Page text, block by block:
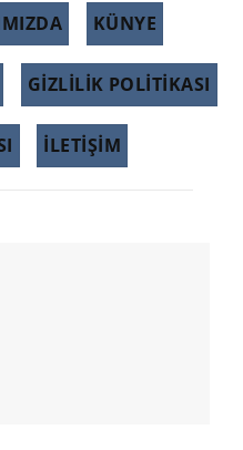
KÜNYE
GIZLILIK POLITIKASI
İLETİŞİM